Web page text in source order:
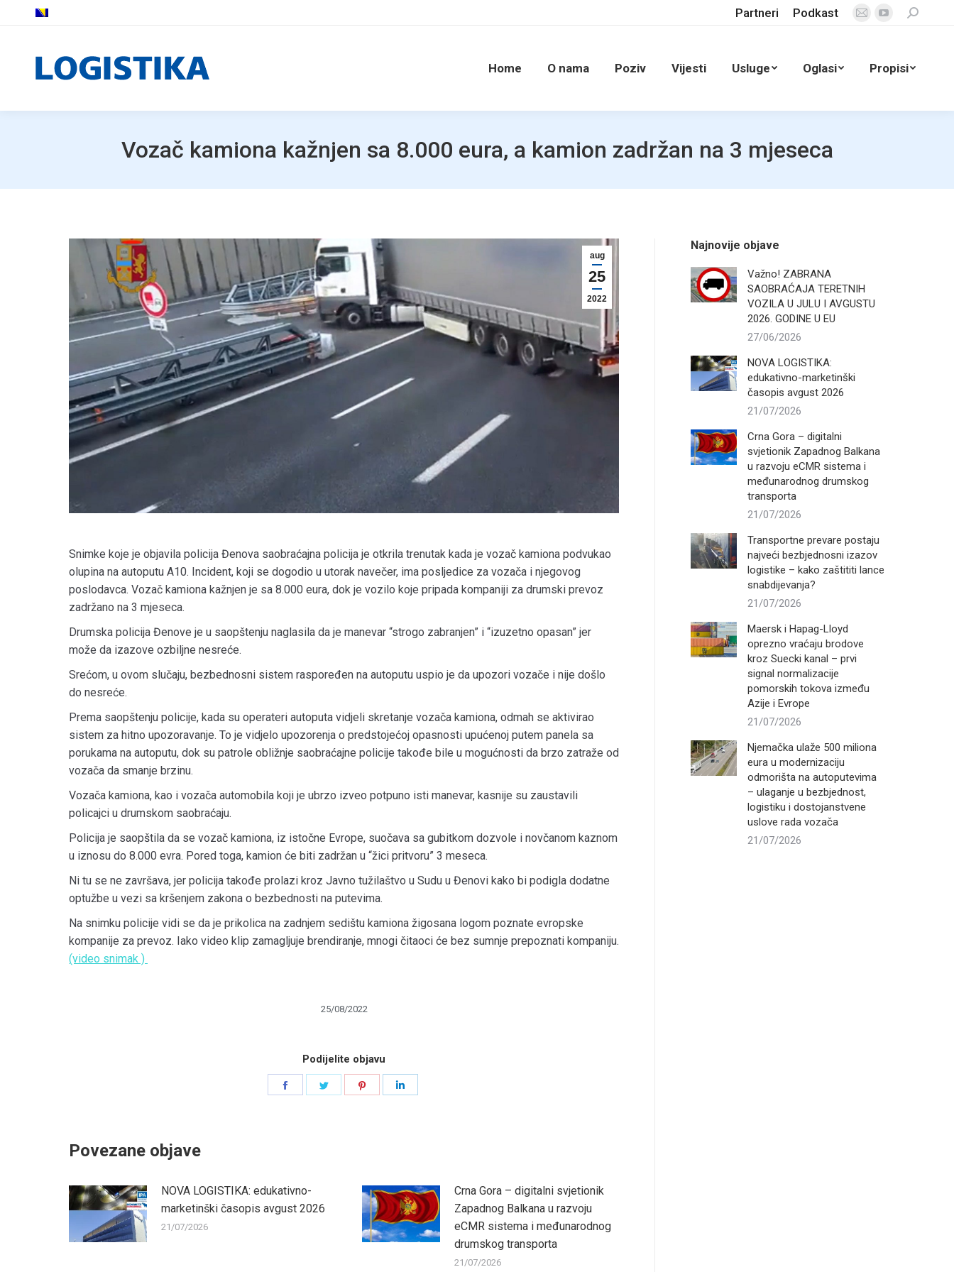
Partneri Podkast
Mail
window
YouTube
in
window
Search:
Home O nama Poziv Vijesti Usluge Oglasi Propisi
Vozač kamiona kažnjen sa 8.000 eura, a kamion zadržan na 3 mjeseca
aug
25
2022
Snimke koje je objavila policija Đenova saobraćajna policija je otkrila trenutak kada je vozač kamiona podvukao
olupina na autoputu A10. Incident, koji se dogodio u utorak navečer, ima posljedice za vozača i njegovog
poslodavca. Vozač kamiona kažnjen je sa 8.000 eura, dok je vozilo koje pripada kompaniji za drumski prevoz
zadržano na 3 mjeseca.
Drumska policija Đenove je u saopštenju naglasila da je manevar “strogo zabranjen” i “izuzetno opasan” jer
može da izazove ozbiljne nesreće.
Srećom, u ovom slučaju, bezbednosni sistem raspoređen na autoputu uspio je da upozori vozače i nije došlo
do nesreće.
Prema saopštenju policije, kada su operateri autoputa vidjeli skretanje vozača kamiona, odmah se aktivirao
sistem za hitno upozoravanje. To je vidjelo upozorenja o predstojećoj opasnosti upućenoj putem panela sa
porukama na autoputu, dok su patrole obližnje saobraćajne policije takođe bile u mogućnosti da brzo zatraže od
vozača da smanje brzinu.
Vozača kamiona, kao i vozača automobila koji je ubrzo izveo potpuno isti manevar, kasnije su zaustavili
policajci u drumskom saobraćaju.
Policija je saopštila da se vozač kamiona, iz istočne Evrope, suočava sa gubitkom dozvole i novčanom kaznom
u iznosu do 8.000 evra. Pored toga, kamion će biti zadržan u “žici pritvoru” 3 meseca.
Ni tu se ne završava, jer policija takođe prolazi kroz Javno tužilaštvo u Sudu u Đenovi kako bi podigla dodatne
optužbe u vezi sa kršenjem zakona o bezbednosti na putevima.
Na snimku policije vidi se da je prikolica na zadnjem sedištu kamiona žigosana logom poznate evropske
kompanije za prevoz. Iako video klip zamagljuje brendiranje, mnogi čitaoci će bez sumnje prepoznati kompaniju.
(video snimak )
25/08/2022
Podijelite objavu
Share
Povezane objave
NOVA LOGISTIKA: edukativno-
marketinški časopis avgust 2026
21/07/2026
Crna Gora – digitalni svjetionik
Zapadnog Balkana u razvoju
eCMR sistema i međunarodnog
drumskog transporta
21/07/2026
Najnovije objave
Važno! ZABRANA
SAOBRAĆAJA TERETNIH
VOZILA U JULU I AVGUSTU
2026. GODINE U EU
27/06/2026
NOVA LOGISTIKA:
edukativno-marketinški
časopis avgust 2026
21/07/2026
Crna Gora – digitalni
svjetionik Zapadnog Balkana
u razvoju eCMR sistema i
međunarodnog drumskog
transporta
21/07/2026
Transportne prevare postaju
najveći bezbjednosni izazov
logistike – kako zaštititi lance
snabdijevanja?
21/07/2026
Maersk i Hapag-Lloyd
oprezno vraćaju brodove
kroz Suecki kanal – prvi
signal normalizacije
pomorskih tokova između
Azije i Evrope
21/07/2026
Njemačka ulaže 500 miliona
eura u modernizaciju
odmorišta na autoputevima
– ulaganje u bezbjednost,
logistiku i dostojanstvene
uslove rada vozača
21/07/2026